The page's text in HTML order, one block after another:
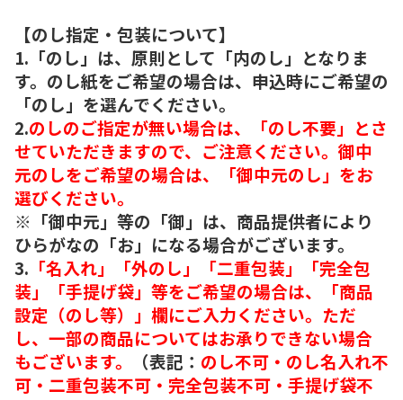
【のし指定・包装について】
1.「のし」は、原則として「内のし」となりま
す。のし紙をご希望の場合は、申込時にご希望の
「のし」を選んでください。
2.のしのご指定が無い場合は、「のし不要」とさ
せていただきますので、ご注意ください。御中
元のしをご希望の場合は、「御中元のし」をお
選びください。
※「御中元」等の「御」は、商品提供者により
ひらがなの「お」になる場合がございます。
3. 「名入れ」「外のし」「二重包装」「完全包
装」「手提げ袋」等をご希望の場合は、「商品
設定（のし等）」欄にご入力ください。ただ
し、一部の商品についてはお承りできない場合
もございます。
（表記： のし不可・のし名入れ不
可・二重包装不可・完全包装不可・手提げ袋不